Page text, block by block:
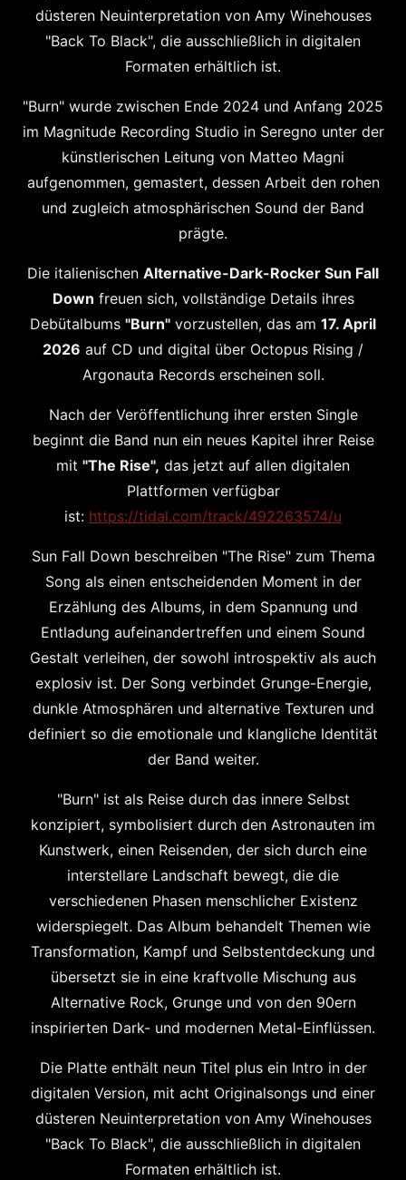
düsteren Neuinterpretation von Amy Winehouses
"Back To Black", die ausschließlich in digitalen
Formaten erhältlich ist.
"Burn" wurde zwischen Ende 2024 und Anfang 2025
im Magnitude Recording Studio in Seregno unter der
künstlerischen Leitung von Matteo Magni
aufgenommen, gemastert, dessen Arbeit den rohen
und zugleich atmosphärischen Sound der Band
prägte.
Die italienischen Alternative-Dark-Rocker Sun Fall
Down freuen sich, vollständige Details ihres
Debütalbums "Burn" vorzustellen, das am 17. April
2026 auf CD und digital über Octopus Rising /
Argonauta Records erscheinen soll.
Nach der Veröffentlichung ihrer ersten Single
beginnt die Band nun ein neues Kapitel ihrer Reise
mit "The Rise", das jetzt auf allen digitalen
Plattformen verfügbar
ist: https://tidal.com/track/492263574/u
Sun Fall Down beschreiben "The Rise" zum Thema
Song als einen entscheidenden Moment in der
Erzählung des Albums, in dem Spannung und
Entladung aufeinandertreffen und einem Sound
Gestalt verleihen, der sowohl introspektiv als auch
explosiv ist. Der Song verbindet Grunge-Energie,
dunkle Atmosphären und alternative Texturen und
definiert so die emotionale und klangliche Identität
der Band weiter.
"Burn" ist als Reise durch das innere Selbst
konzipiert, symbolisiert durch den Astronauten im
Kunstwerk, einen Reisenden, der sich durch eine
interstellare Landschaft bewegt, die die
verschiedenen Phasen menschlicher Existenz
widerspiegelt. Das Album behandelt Themen wie
Transformation, Kampf und Selbstentdeckung und
übersetzt sie in eine kraftvolle Mischung aus
Alternative Rock, Grunge und von den 90ern
inspirierten Dark- und modernen Metal-Einflüssen.
Die Platte enthält neun Titel plus ein Intro in der
digitalen Version, mit acht Originalsongs und einer
düsteren Neuinterpretation von Amy Winehouses
"Back To Black", die ausschließlich in digitalen
Formaten erhältlich ist.